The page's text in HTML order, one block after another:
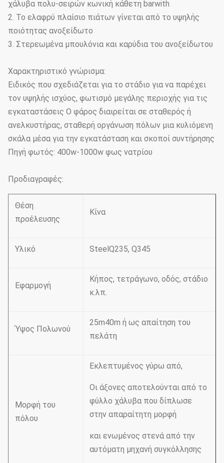
χάλυβα πολυ-σειρών κωνική κάθετη barwith
2. Το ελαφρύ πλαίσιο πιάτων γίνεται από το υψηλής
ποιότητας ανοξείδωτο
3. Στερεωμένα μπουλόνια και καρύδια του ανοξείδωτου
Χαρακτηριστικό γνώρισμα:
Ειδικός που σχεδιάζεται για το στάδιο για να παρέχει
τον υψηλής ισχύος, φωτισμό μεγάλης περιοχής για τις
εγκαταστάσεις Ο φάρος διαιρείται σε σταθερός ή
ανελκυστήρας, σταθερή οργάνωση πόλων μια κυλιόμενη
σκάλα μέσα για την εγκατάσταση και σκοποί συντήρησης
Πηγή φωτός: 400w-1000w φως νατρίου
Προδιαγραφές:
Θέση
προέλευσης
Κίνα
Υλικό SteelQ235, Q345
Εφαρμογή
Κήπος, τετράγωνο, οδός, στάδιο
κ.λπ.
Ύψος Πολωνού
25m40m ή ως απαίτηση του
πελάτη
Μορφή του
πόλου
Εκλεπτυμένος γύρω από,
Οι άξονες αποτελούνται από το
φύλλο χάλυβα που δίπλωσε
στην απαραίτητη μορφή
και ενωμένος στενά από την
αυτόματη μηχανή συγκόλλησης